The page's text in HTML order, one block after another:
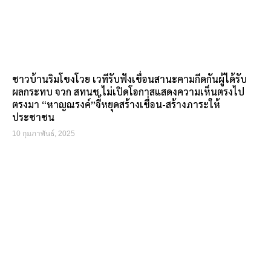
ชาวบ้านริมโขงโวย เวทีรับฟังเขื่อนสานะคามกีดกันผู้ได้รับ
ผลกระทบ จวก สทนช.ไม่เปิดโอกาสแสดงความเห็นตรงไป
ตรงมา “หาญณรงค์”จี้หยุดสร้างเขื่อน-สร้างภาระให้
ประชาชน
10 กุมภาพันธ์, 2025